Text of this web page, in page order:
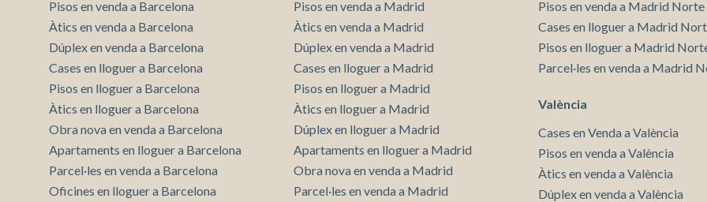
Pisos en venda a Barcelona
Àtics en venda a Barcelona
Dúplex en venda a Barcelona
Cases en lloguer a Barcelona
Pisos en lloguer a Barcelona
Àtics en lloguer a Barcelona
Obra nova en venda a Barcelona
Apartaments en lloguer a Barcelona
Parcel·les en venda a Barcelona
Oficines en lloguer a Barcelona
Pisos en venda a Madrid
Àtics en venda a Madrid
Dúplex en venda a Madrid
Cases en lloguer a Madrid
Pisos en lloguer a Madrid
Àtics en lloguer a Madrid
Dúplex en lloguer a Madrid
Apartaments en lloguer a Madrid
Obra nova en venda a Madrid
Parcel·les en venda a Madrid
Pisos en venda a Madrid Norte
Cases en lloguer a Madrid
Pisos en lloguer a Madrid
Parcel·les en venda a Madrid
València
Cases en Venda a València
Pisos en venda a València
Àtics en venda a València
Dúplex en venda a València
Guardar configuració Acceptar totes